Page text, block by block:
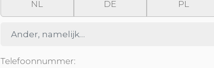
NL DE PL
Telefoonnummer: